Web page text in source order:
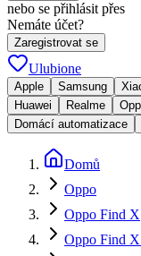
nebo se přihlásit přes
Nemáte účet?
Zaregistrovat se
Ulubione
Apple Samsung
Huawei
Realme
Domácí automatizace
Domů
Oppo
Oppo Find X
Oppo Find